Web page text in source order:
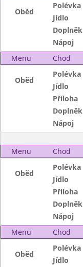
Oběd
Polévka
Jídlo
Doplněk
Nápoj
Menu
Chod
Oběd
Polévka
Jídlo
Příloha
Doplněk
Nápoj
Menu Chod
Oběd
Polévka
Jídlo
Příloha
Doplněk
Nápoj
Menu
Chod
Oběd
Polévka
Jídlo